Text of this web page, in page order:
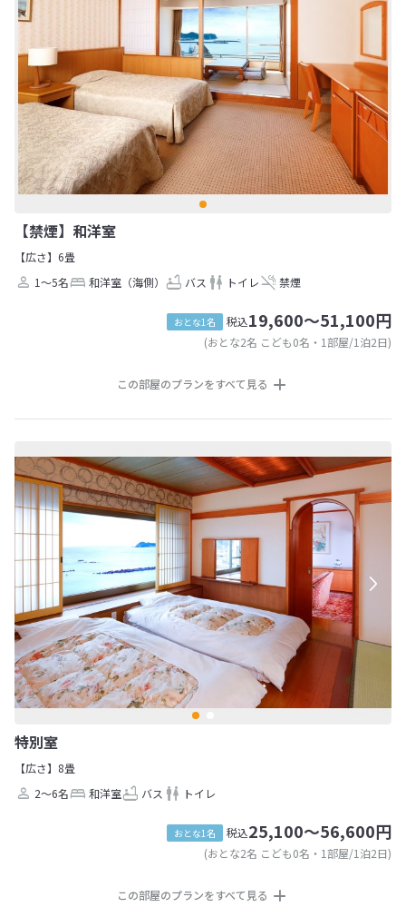
【禁煙】和洋室
【広さ】6畳
1～5名
和洋室（海側） バス トイレ 禁煙
おとな1名 税込19,600～51,100円
(おとな2名 こども0名・1部屋/1泊2日)
この部屋のプランをすべて見る
特別室
【広さ】8畳
2～6名
和洋室 バス トイレ
おとな1名 税込25,100～56,600円
(おとな2名 こども0名・1部屋/1泊2日)
この部屋のプランをすべて見る